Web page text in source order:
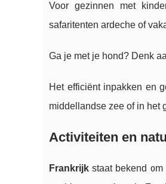
Voor gezinnen met
safaritenten ardeche of
Ga je met je hond? Denk
Het efficiënt inpakken en
middellandse zee of in het
Activiteiten en
Frankrijk staat bekend